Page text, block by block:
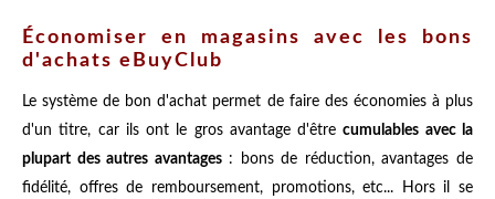
Économiser en magasins avec les bons
d'achats eBuyClub
Le système de bon d'achat permet de faire des économies à plus
d'un titre, car ils ont le gros avantage d'êtrecumulables avec la
plupart des autres avantages: bons de réduction, avantages de
fidélité, offres de remboursement, promotions, etc... Hors il se